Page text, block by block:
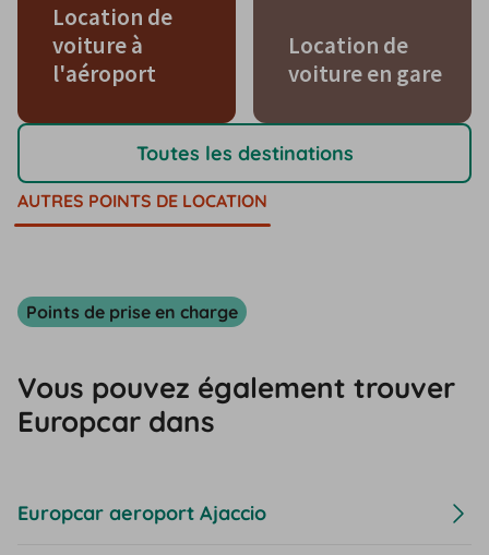
Location de
voiture à
l'aéroport
Location de
voiture en gare
Toutes les destinations
AUTRES POINTS DE LOCATION
Points de prise en charge
Vous pouvez également trouver
Europcar dans
Europcar aeroport Ajaccio